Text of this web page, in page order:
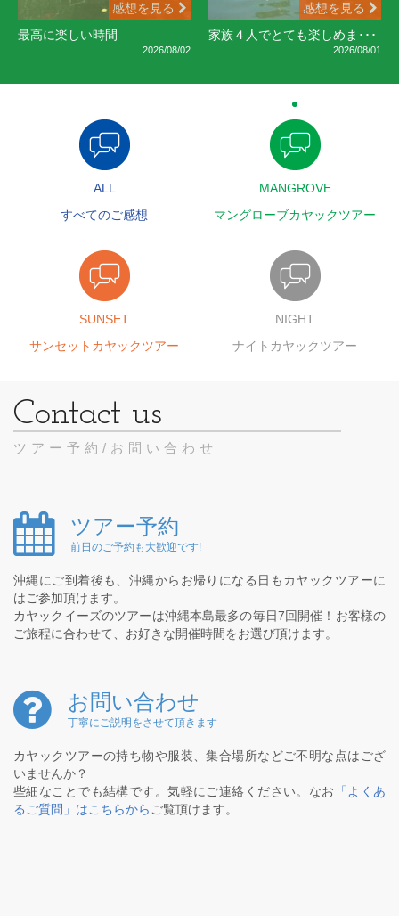
感想を見る
最高に楽しい時間
2026/08/02
感想を見る
家族４人でとても楽しめま･･･
2026/08/01
ALL
すべてのご感想
MANGROVE
マングローブカヤックツアー
SUNSET
サンセットカヤックツアー
NIGHT
ナイトカヤックツアー
ツアー予約/お問い合わせ
ツアー予約
前日のご予約も大歓迎です!
沖縄にご到着後も、沖縄からお帰りになる日もカヤックツアーに
はご参加頂けます。
カヤックイーズのツアーは沖縄本島最多の毎日7回開催！お客様の
ご旅程に合わせて、お好きな開催時間をお選び頂けます。
お問い合わせ
丁寧にご説明をさせて頂きます
カヤックツアーの持ち物や服装、集合場所などご不明な点はござ
いませんか？
些細なことでも結構です。気軽にご連絡ください。なお
「よくあ
るご質問」はこちらから ご覧頂けます。